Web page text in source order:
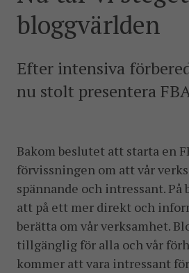
postkonfliktländer. Vi bidrar även
och expertis till freds- och
leds av EU, FN och OSSE.
SOCIALA MEDIER
KONTAKTA FOLKE
010-456 23 0
Mail
Kontakta oss
bloggvärlden
Efter intensiva
nu stolt presentera
Bakom beslutet att starta en
förvissningen om att vår
spännande och intressant.
att på ett mer direkt och
berätta om vår verksamhet.
tillgänglig för alla och vår
kommer att vara intressant